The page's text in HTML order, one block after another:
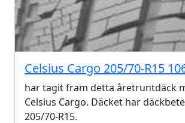
Celsius Cargo 205/70-R15
har tagit fram detta åretruntdäck
Celsius Cargo. Däcket har
205/70-R15.